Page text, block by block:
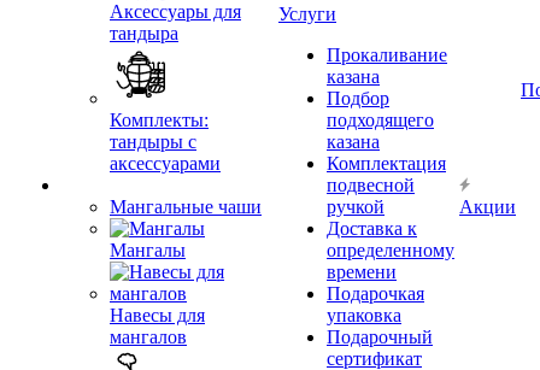
Аксессуары для
тандыра
Комплекты:
тандыры с
аксессуарами
Мангальные чаши
Мангалы
Навесы для
мангалов
Услуги
Прокаливание
казана
Подбор
подходящего
казана
Комплектация
подвесной
ручкой
Доставка к
определенному
времени
Подарочкая
упаковка
Подарочный
сертификат
Акции